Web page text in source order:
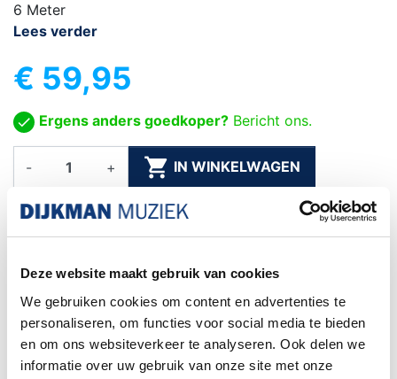
Deze website maakt gebruik van cookies
We gebruiken cookies om content en advertenties te
personaliseren, om functies voor social media te bieden
en om ons websiteverkeer te analyseren. Ook delen we
informatie over uw gebruik van onze site met onze
6 Meter
Lees verder
€ 59,95
Ergens anders goedkoper? Bericht ons.
- +  IN WINKELWAGEN
 Levertijd: 1 - 5 werkdagen
Gratis verzending
Vanaf €75
Exacte levertijd weten?
Bel naar de winkel! 020-6265611
Het kiezen van eenDHL service punt is niet